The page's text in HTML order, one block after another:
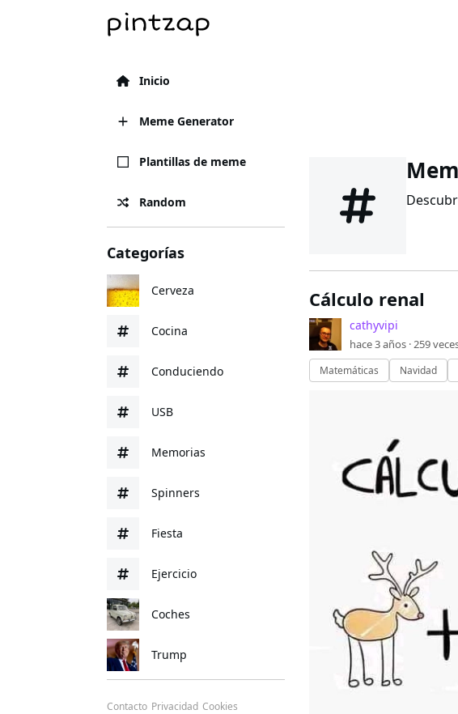
Inicio
Meme Generator
Plantillas de meme
Random
Categorías
Cerveza
Cocina
Conduciendo
USB
Memorias
Spinners
Fiesta
Ejercicio
Coches
Trump
Contacto Privacidad Cookies
Cálculo renal
cathyvipi
hace 3 años ·259
Matemáticas Navidad